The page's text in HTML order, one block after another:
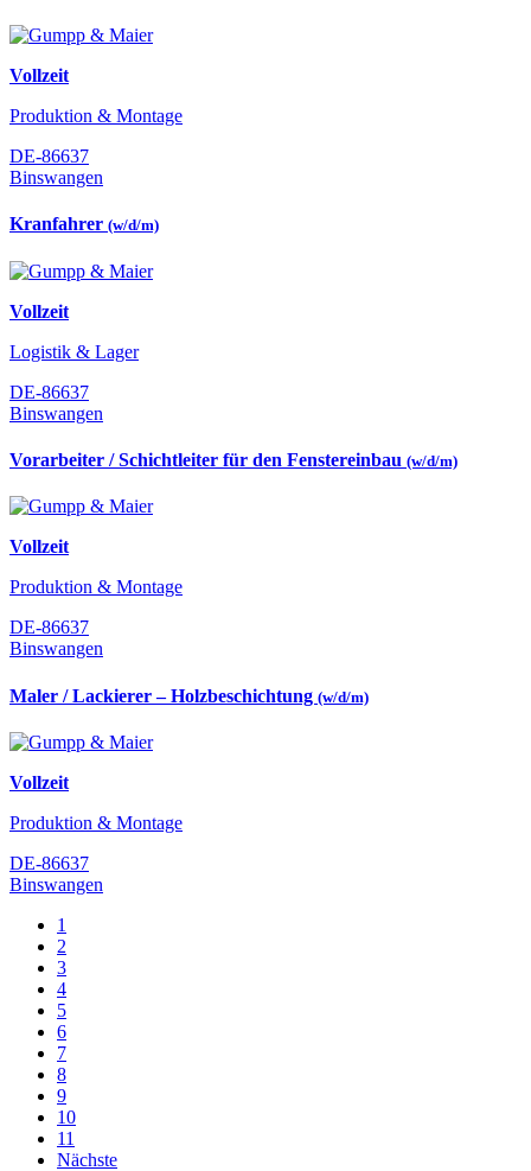
Vollzeit
Produktion & Montage
DE-86637
Binswangen
Kranfahrer (w/d/m)
Vollzeit
Logistik & Lager
DE-86637
Binswangen
Vorarbeiter / Schichtleiter für den Fenstereinbau (w/d/m)
Vollzeit
Produktion & Montage
DE-86637
Binswangen
Maler / Lackierer – Holzbeschichtung (w/d/m)
Vollzeit
Produktion & Montage
DE-86637
Binswangen
1
2
3
4
5
6
7
8
9
10
11
Nächste